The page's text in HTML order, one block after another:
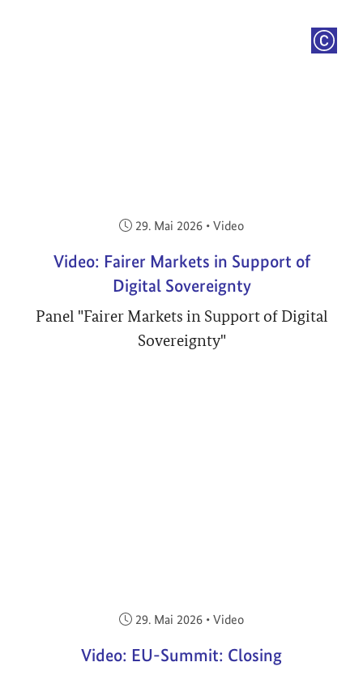
Veröffentlicht am:
29. Mai 2026 • Video
Video: Fairer Markets in Support of
Digital Sovereignty
Panel "Fairer Markets in Support of Digital
Sovereignty"
Veröffentlicht am:
29. Mai 2026 • Video
Video: EU-Summit: Closing